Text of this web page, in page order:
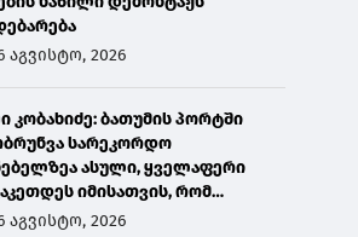
აგვისტო, 2026
კობახიძე: ბათუმის პორტში
სარეკორდო
ასული, ყველაფერი
იმისათვის, რომ
ჩვენი საპორტო
აგვისტო, 2026